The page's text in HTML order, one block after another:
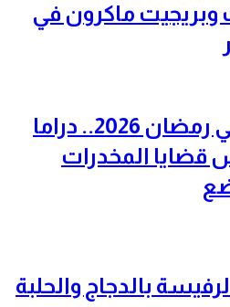
وبريجيت ماكرون في
وليدات رحمة في رمضان 2026.. دراما
قضايا المخدرات
بالدجاج والحلبة